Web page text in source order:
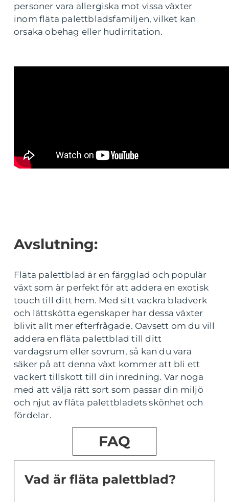
personer vara allergiska mot vissa växter
inom fläta palettbladsfamiljen, vilket kan
orsaka obehag eller hudirritation.
Avslutning:
Fläta palettblad är en färgglad och populär
växt som är perfekt för att addera en exotisk
touch till ditt hem. Med sitt vackra bladverk
och lättskötta egenskaper har dessa växter
blivit allt mer efterfrågade. Oavsett om du vill
addera en fläta palettblad till ditt
vardagsrum eller sovrum, så kan du vara
säker på att denna växt kommer att bli ett
vackert tillskott till din inredning. Var noga
med att välja rätt sort som passar din miljö
och njut av fläta palettbladets skönhet och
fördelar.
FAQ
Vad är fläta palettblad?